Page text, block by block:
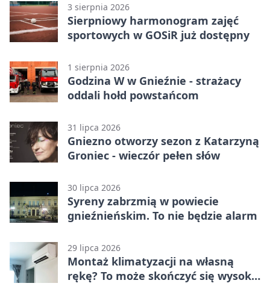
3 sierpnia 2026
Sierpniowy harmonogram zajęć
sportowych w GOSiR już dostępny
1 sierpnia 2026
Godzina W w Gnieźnie - strażacy
oddali hołd powstańcom
31 lipca 2026
Gniezno otworzy sezon z Katarzyną
Groniec - wieczór pełen słów
30 lipca 2026
Syreny zabrzmią w powiecie
gnieźnieńskim. To nie będzie alarm
29 lipca 2026
Montaż klimatyzacji na własną
rękę? To może skończyć się wysoką